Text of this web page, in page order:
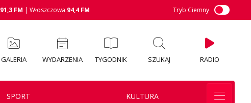
91,3 FM | Włoszczowa 94,4 FM Tryb Ciemny
GALERIA WYDARZENIA TYGODNIK SZUKAJ RADIO
SPORT KULTURA